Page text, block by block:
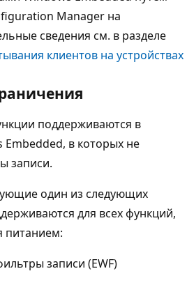
Manager на
сведения см. в разделе
клиентов на устройствах
поддерживаются в
Embedded, в которых не
записи.
один из следующих
для всех функций,
питанием:
записи (EWF)